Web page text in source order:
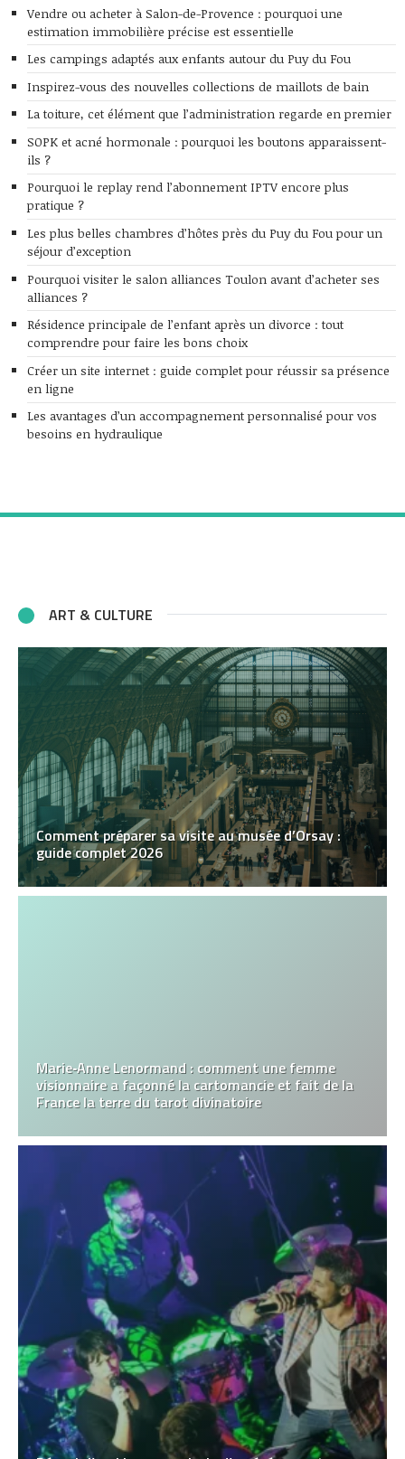
Vendre ou acheter à Salon-de-Provence : pourquoi une
estimation immobilière précise est essentielle
Les campings adaptés aux enfants autour du Puy du Fou
Inspirez-vous des nouvelles collections de maillots de bain
La toiture, cet élément que l’administration regarde en premier
SOPK et acné hormonale : pourquoi les boutons apparaissent-
ils ?
Pourquoi le replay rend l’abonnement IPTV encore plus
pratique ?
Les plus belles chambres d’hôtes près du Puy du Fou pour un
séjour d’exception
Pourquoi visiter le salon alliances Toulon avant d’acheter ses
alliances ?
Résidence principale de l’enfant après un divorce : tout
comprendre pour faire les bons choix
Créer un site internet : guide complet pour réussir sa présence
en ligne
Les avantages d’un accompagnement personnalisé pour vos
besoins en hydraulique
ART & CULTURE
Comment préparer sa visite au musée d’Orsay :
guide complet 2026
Marie‑Anne Lenormand : comment une femme
visionnaire a façonné la cartomancie et fait de la
France la terre du tarot divinatoire